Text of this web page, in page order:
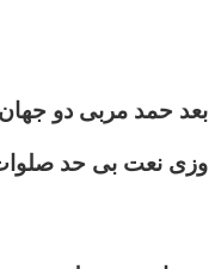
بعد حمد مربى دو
وزى نعت بى حد